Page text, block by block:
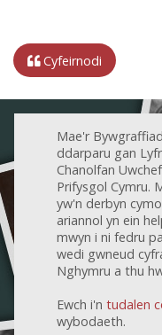
Cyfeirnodi
Mae'r
ddarparu gan
Chanolfan
Prifysgol Cymru.
yw'n derbyn
ariannol yn ein
mwyn i ni fedru
wedi gwneud
Nghymru a thu
Ewch i'n tudalen
wybodaeth.